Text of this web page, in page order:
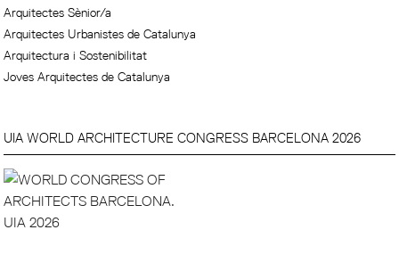
Arquitectes Sènior/a
Arquitectes Urbanistes de Catalunya
Arquitectura i Sostenibilitat
Joves Arquitectes de Catalunya
UIA WORLD ARCHITECTURE CONGRESS BARCELONA 2026